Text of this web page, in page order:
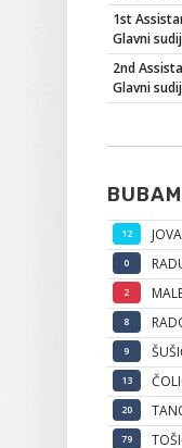
1st
Glavni
2nd
Glavni
12
0
2
8
9
13
20
79